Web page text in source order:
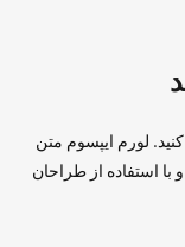
لورم ایپسوم متن
استفاده از طراحان